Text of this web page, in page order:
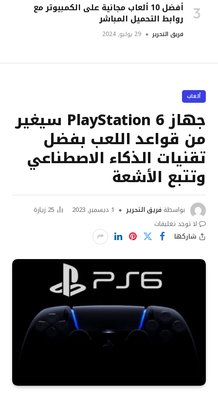
أفضل 10 ألعاب مجانية على الكمبيوتر مع
روابط التحميل المباشر
فريق التحرير 29 يوليو, 2024
ألعاب
جهاز PlayStation 6 سيغير
من قواعد اللعب بفضل
تقنيات الذكاء الاصطناعي
وتتبع الأشعة
بواسطة فريق التحرير 1 ديسمبر, 2023 25 زيارة
لا توجد تعليقات
شاركها